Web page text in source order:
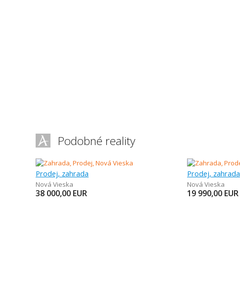
Podobné reality
Prodej, zahrada
Nová Vieska
38 000,00 EUR
Prodej, zahrada
Nová Vieska
19 990,00 EUR